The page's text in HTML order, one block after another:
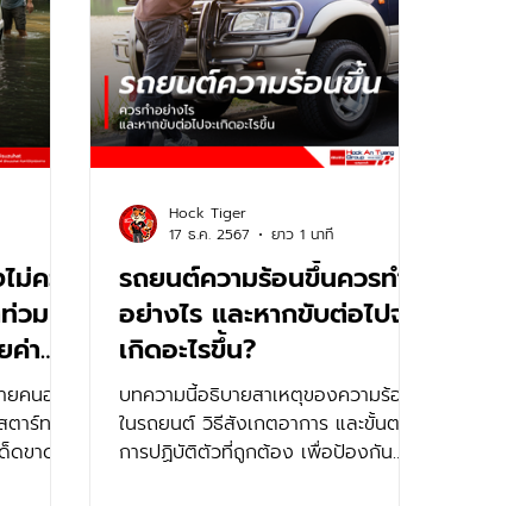
ควร
วม
ค่า
คนอาจ
าร์ทรถ
ขาด!
รถยนต์ความร้อนขึ้นควรทำ
อย่างไร และหากขับต่อไปจะ
เกิดอะไรขึ้น?
บทความนี้อธิบายสาเหตุของความร้อน
ในรถยนต์ วิธีสังเกตอาการ และขั้นตอน
การปฏิบัติตัวที่ถูกต้อง เพื่อป้องกัน
Hock Tiger
17 ธ.ค. 2567
ยาว 1 นาที